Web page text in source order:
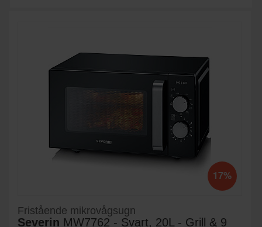
17%
Fristående mikrovågsugn
Severin MW7762 - Svart, 20L - Grill & 9